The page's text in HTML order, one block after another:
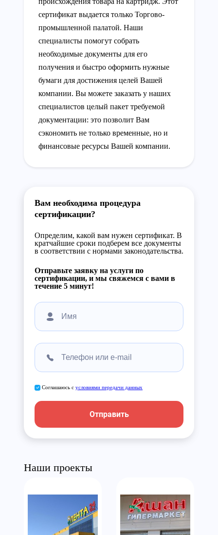
сертификат выдается только Торгово-
промышленной палатой. Наши
специалисты помогут собрать
необходимые документы для его
получения и быстро оформить нужные
бумаги для достижения целей Вашей
компании. Вы можете заказать у наших
специалистов целый пакет требуемой
документации: это позволит Вам
сэкономить не только временные, но и
финансовые ресурсы Вашей компании.
Вам необходима процедура
сертификации?
Определим, какой вам нужен сертификат. В
кратчайшие сроки подберем все документы
в соответствии с нормами законодательства.
Отправьте заявку на услуги по
сертификации, и мы свяжемся с вами в
течение 5 минут!
Соглашаюсь с условиями передачи данных
Отправить
Наши проекты